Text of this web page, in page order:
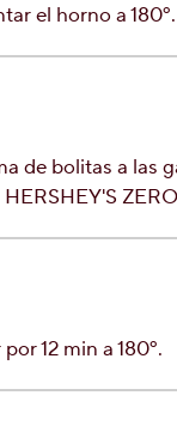
el horno a 180º.
de bolitas a las
12 min a 180º.